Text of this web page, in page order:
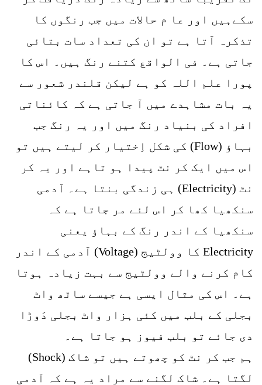
سکےہیں اور عا م حالات میں جب رنگوں کا
تذکرہ آتا ہے تو ان کی تعداد سات بتائی
جاتی ہے۔ فی الواقع کتنے رنگ ہیں۔ اس کا
پورا علم اللہ کو ہے لیکن قلندر شعور سے
یہ بات مشاہدے میں آ جاتی ہے کہ کائناتی
افراد کی بنیاد رنگ میں اور یہ رنگ جب
بہاؤ (Flow) کی شکل اِختیار کر لیتے ہیں تو
اس میں ایک کر نٹ پیدا ہو تاہے اور یہ کر
نٹ (Electricity) ہی زندگی بنتا ہے۔ آدمی
سنکھیا کھا کر اس لئے مر جاتا ہے کہ
سنکھیا کے اندر رنگ کے بہاؤ یعنی
Electricity کا وولٹیج (Voltage) آدمی کے اندر
کام کرنے والے وولٹیج سے بہت زیادہ ہوتا
ہے۔ اس کی مثال ایسی ہے جیسے ساٹھ واٹ
بجلی کے بلب میں کئی ہزار واٹ بجلی دَوڑا
دی جائے تو بلب فیوز ہو جاتا ہے۔
ہم جب کر نٹ کو چھوتے ہیں تو شاک (Shock)
لگتا ہے۔ شاک لگنے سے مراد یہ ہے کہ آدمی